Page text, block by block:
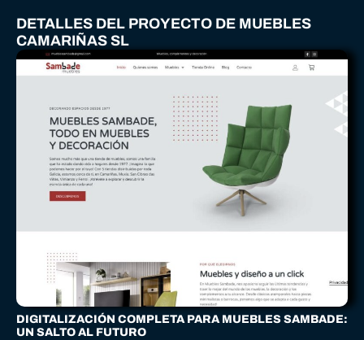
DETALLES DEL PROYECTO DE MUEBLES
CAMARIÑAS SL
DIGITALIZACIÓN COMPLETA PARA MUEBLES SAMBADE:
UN SALTO AL FUTURO